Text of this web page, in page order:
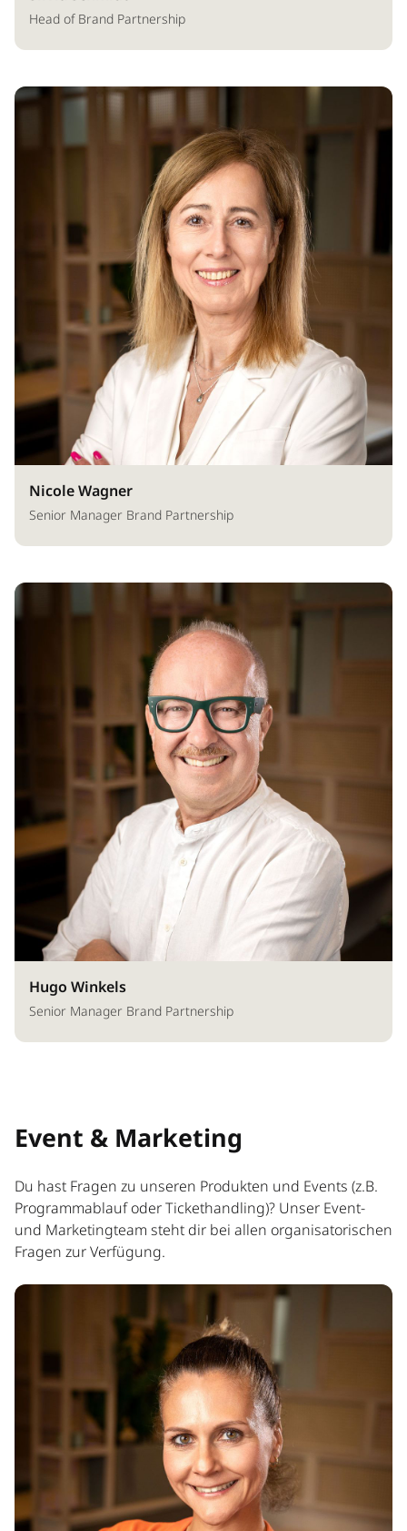
Head of Brand Partnership
Nicole Wagner
Senior Manager Brand Partnership
Hugo Winkels
Senior Manager Brand Partnership
Event & Marketing
Du hast Fragen zu unseren Produkten und Events (z.B.
Programmablauf oder Tickethandling)? Unser Event-
und Marketingteam steht dir bei allen organisatorischen
Fragen zur Verfügung.